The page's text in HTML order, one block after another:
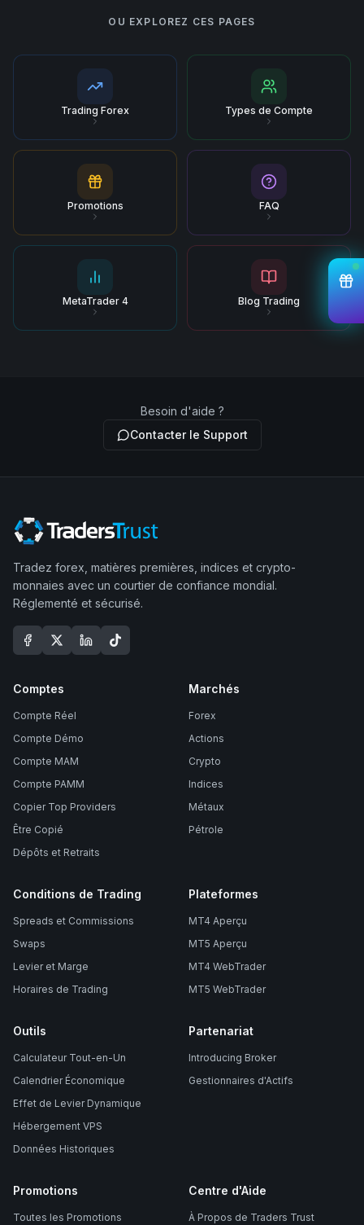
OU EXPLOREZ CES PAGES
Trading Forex Types de Compte
Promotions FAQ
MetaTrader 4 Blog Trading
Besoin d'aide ?
Contacter le Support
Tradez forex, matières premières, indices et crypto-
monnaies avec un courtier de confiance mondial.
Réglementé et sécurisé.
Comptes
Compte Réel
Compte Démo
Compte MAM
Compte PAMM
Copier Top Providers
Être Copié
Dépôts et Retraits
Marchés
Forex
Actions
Crypto
Indices
Métaux
Pétrole
Conditions de Trading
Spreads et Commissions
Swaps
Levier et Marge
Horaires de Trading
Plateformes
MT4 Aperçu
MT5 Aperçu
MT4 WebTrader
MT5 WebTrader
Outils
Calculateur Tout-en-Un
Calendrier Économique
Effet de Levier Dynamique
Hébergement VPS
Données Historiques
Partenariat
Introducing Broker
Gestionnaires d'Actifs
Promotions
Toutes les Promotions
Centre d'Aide
À Propos de Traders Trust